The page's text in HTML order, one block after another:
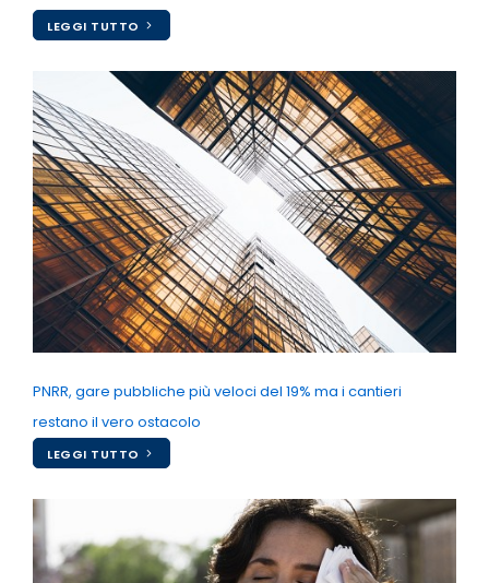
LEGGI TUTTO
PNRR, gare pubbliche più veloci del 19% ma i cantieri
restano il vero ostacolo
LEGGI TUTTO